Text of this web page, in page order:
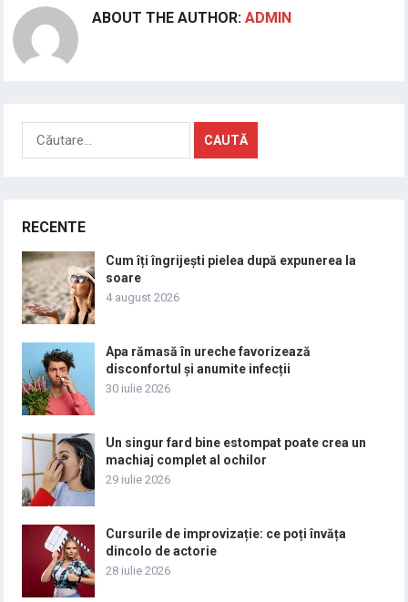
ABOUT THE AUTHOR:ADMIN
Caută
după:
RECENTE
Cum îți îngrijești pielea după expunerea la
soare
4 august 2026
Apa rămasă în ureche favorizează
disconfortul și anumite infecții
30 iulie 2026
Un singur fard bine estompat poate crea un
machiaj complet al ochilor
29 iulie 2026
Cursurile de improvizație: ce poți învăța
dincolo de actorie
28 iulie 2026